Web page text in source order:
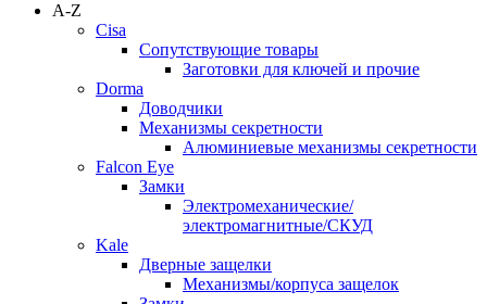
A-Z
Cisa
Сопутствующие товары
Заготовки для ключей и прочие
Dorma
Доводчики
Механизмы секретности
Алюминиевые механизмы секретности
Falcon Eye
Замки
Электромеханические/
электромагнитные/СКУД
Kale
Дверные защелки
Механизмы/корпуса защелок